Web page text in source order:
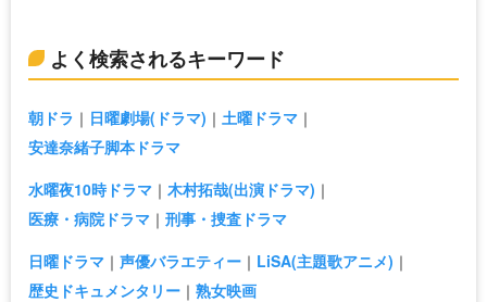
よく検索されるキーワード
朝ドラ 日曜劇場(ドラマ)
土曜ドラマ
安達奈緒子脚本ドラマ
水曜夜10時ドラマ
木村拓哉(出演ドラマ)
医療・病院ドラマ
刑事・捜査ドラマ
日曜ドラマ
声優バラエティー
LiSA(主題歌アニメ)
歴史ドキュメンタリー
熟女映画